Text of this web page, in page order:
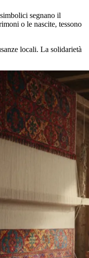
segnano il
o le nascite, tessono
locali. La solidarietà